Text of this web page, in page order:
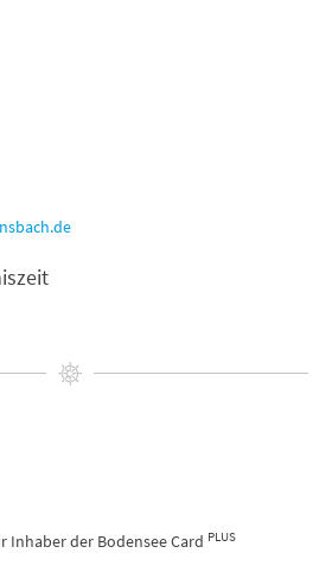
Inhaber der Bodensee Card PLUS